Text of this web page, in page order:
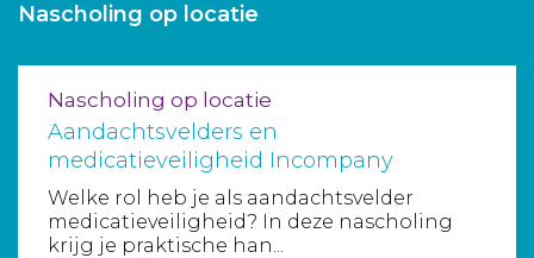
Nascholing op locatie
Nascholing op locatie
Aandachtsvelders en
medicatieveiligheid Incompany
Welke rol heb je als aandachtsvelder
medicatieveiligheid? In deze nascholing
krijg je praktische han...